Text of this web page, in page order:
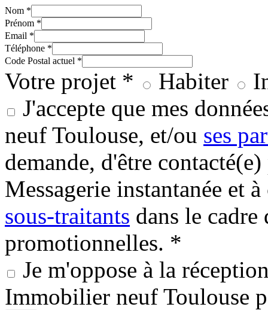
Nom *
Prénom *
Email *
Téléphone *
Code Postal actuel *
Votre projet * Habiter
J'accepte que mes
neuf Toulouse, et/ou ses
demande, d'être
Messagerie instantanée et
sous-traitants dans le cadre
promotionnelles. *
Je m'oppose à la
Immobilier neuf Toulouse